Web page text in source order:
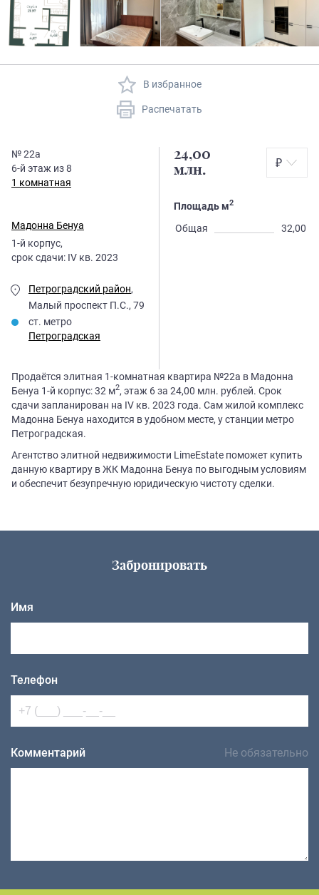
В избранное
Распечатать
№22а
6-й этаж из8
1 комнатная
Мадонна Бенуа
1-й корпус,
срок сдачи: IV кв. 2023
Петроградский район,
Малый проспект П.С., 79
ст. метро
Петроградская
24,00
млн.
₽
Площадь м2
Общая 32,00
Продаётся элитная 1-комнатная квартира №22а в Мадонна
Бенуа 1-й корпус: 32 м2, этаж 6 за 24,00 млн. рублей. Срок
сдачи запланирован на IV кв. 2023 года. Сам жилой комплекс
Мадонна Бенуа находится в удобном месте, у станции метро
Петроградская.
Агентство элитной недвижимости LimeEstate поможет купить
данную квартиру в ЖК Мадонна Бенуа по выгодным условиям
и обеспечит безупречную юридическую чистоту сделки.
Забронировать
Имя
Телефон
Комментарий Не обязательно